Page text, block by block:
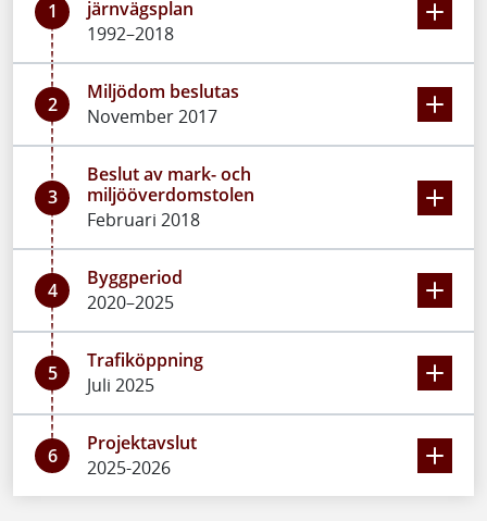
1
järnvägsplan
1992–2018
2
Miljödom beslutas
November 2017
3
Beslut av mark- och
miljööverdomstolen
Februari 2018
4
Byggperiod
2020–2025
5
Trafiköppning
Juli 2025
6
Projektavslut
2025-2026